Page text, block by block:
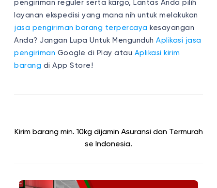
pengiriman reguler serta kargo, Lantas Anda pilih
layanan ekspedisi yang mana nih untuk melakukan
jasa pengiriman barang terpercaya kesayangan
Anda?Jangan Lupa Untuk MengunduhAplikasi jasa
pengiriman Google di Play atau Aplikasi kirim
barang di App Store!
Kirim barang min. 10kg dijamin Asuransi dan Termurah
se Indonesia.